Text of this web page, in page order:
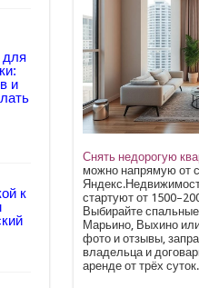
для
и
к
Снять недорогую
можно напрямую от
стартуют от
Выбирайте
Марьино, Выхино
фото и отзывы,
владельца и
аренде от трёх суток.